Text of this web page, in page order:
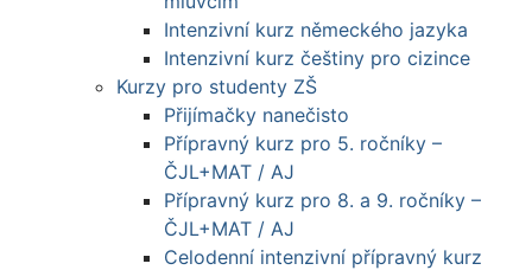
Intenzivní kurz německého jazyka
Intenzivní kurz češtiny pro cizince
Kurzy pro studenty ZŠ
Přijímačky nanečisto
Přípravný kurz pro 5. ročníky –
ČJL+MAT / AJ
Přípravný kurz pro 8. a 9. ročníky –
ČJL+MAT / AJ
Celodenní intenzivní přípravný kurz